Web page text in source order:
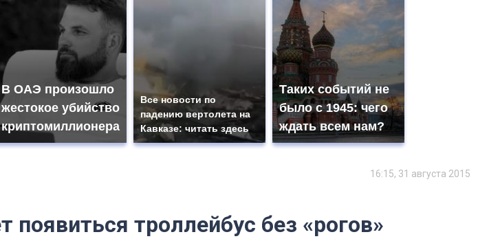
В ОАЭ произошло
жестокое убийство
криптомиллионера
Все новости по
падению вертолета на
Кавказе: читать здесь
Таких событий не
было с 1945: чего
ждать всем нам?
16:15, 31 августа 2015
троллейбус без «рогов»